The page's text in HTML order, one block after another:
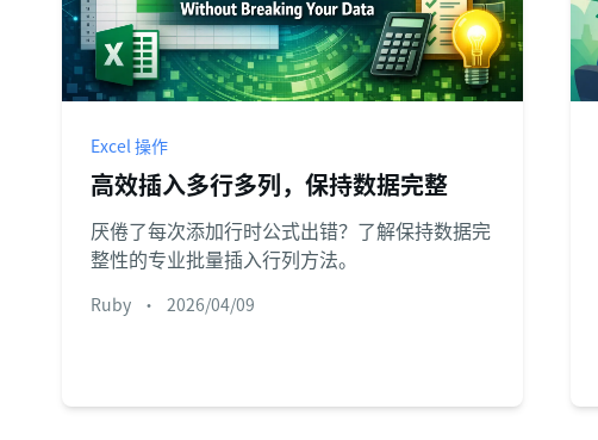
Excel 操作
高效插入多行多列，保持数据完整
厌倦了每次添加行时公式出错？了解保持数据完
整性的专业批量插入行列方法。
Ruby • 2026/04/09